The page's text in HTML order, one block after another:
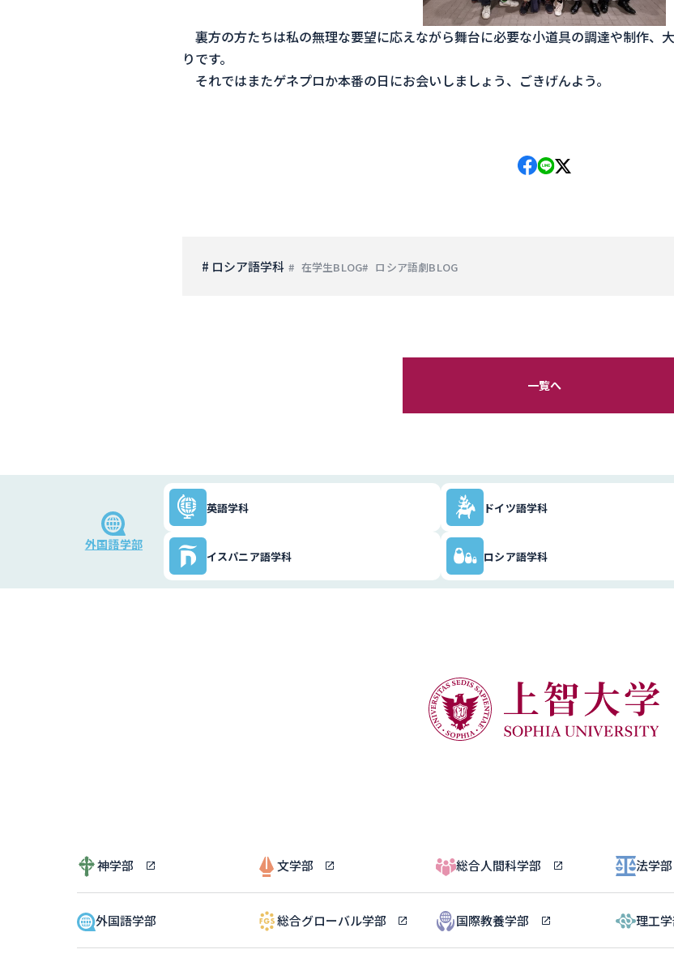
裏方の方たちは私の無理な要望に応えながら舞台に必要な小道具の調達や制作、
りです。
それではまたゲネプロか本番の日にお会いしましょう、 ごきげんよう。
# ロシア語学科 在学生BLOG ロシア語劇BLOG
一覧へ
外国語学部
英語学科 ドイツ語学科
イスパニア語学科 ロシア語学科
神学部 文学部 総合人間科学部 法学部
外国語学部 総合グローバル学部 国際教養学部 理工